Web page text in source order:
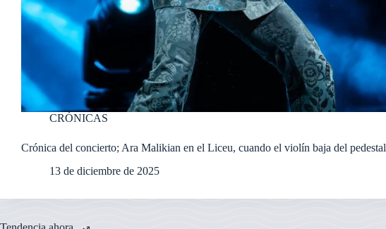
CRÓNICAS
Crónica del concierto; Ara Malikian en el Liceu, cuando el violín baja del pedestal
13 de diciembre de 2025